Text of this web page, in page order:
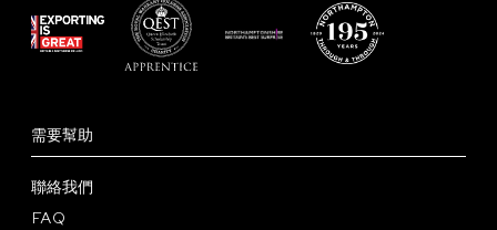
需要幫助
聯絡我們
FAQ